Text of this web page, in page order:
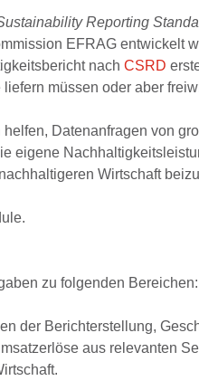
Reporting
EFRAG entwickelt
nach CSRD
müssen oder aber
Datenanfragen von
eigene
Wirtschaft
zu folgenden Bereichen:
der Berichterstellung,
aus relevanten